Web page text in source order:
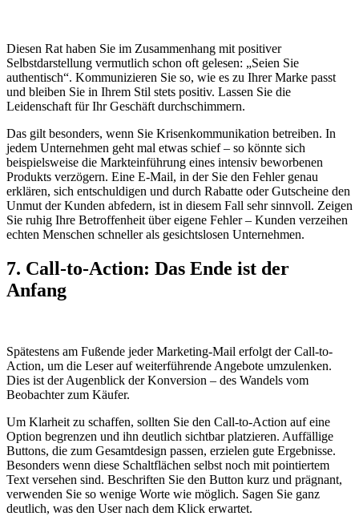
Diesen Rat haben Sie im Zusammenhang mit positiver
Selbstdarstellung vermutlich schon oft gelesen: „Seien Sie
authentisch“. Kommunizieren Sie so, wie es zu Ihrer Marke passt
und bleiben Sie in Ihrem Stil stets positiv. Lassen Sie die
Leidenschaft für Ihr Geschäft durchschimmern.
Das gilt besonders, wenn Sie Krisenkommunikation betreiben. In
jedem Unternehmen geht mal etwas schief – so könnte sich
beispielsweise die Markteinführung eines intensiv beworbenen
Produkts verzögern. Eine E-Mail, in der Sie den Fehler genau
erklären, sich entschuldigen und durch Rabatte oder Gutscheine den
Unmut der Kunden abfedern, ist in diesem Fall sehr sinnvoll. Zeigen
Sie ruhig Ihre Betroffenheit über eigene Fehler – Kunden verzeihen
echten Menschen schneller als gesichtslosen Unternehmen.
7. Call-to-Action: Das Ende ist der
Anfang
Spätestens am Fußende jeder Marketing-Mail erfolgt der Call-to-
Action, um die Leser auf weiterführende Angebote umzulenken.
Dies ist der Augenblick der Konversion – des Wandels vom
Beobachter zum Käufer.
Um Klarheit zu schaffen, sollten Sie den Call-to-Action auf eine
Option begrenzen und ihn deutlich sichtbar platzieren. Auffällige
Buttons, die zum Gesamtdesign passen, erzielen gute Ergebnisse.
Besonders wenn diese Schaltflächen selbst noch mit pointiertem
Text versehen sind. Beschriften Sie den Button kurz und prägnant,
verwenden Sie so wenige Worte wie möglich. Sagen Sie ganz
deutlich, was den User nach dem Klick erwartet.